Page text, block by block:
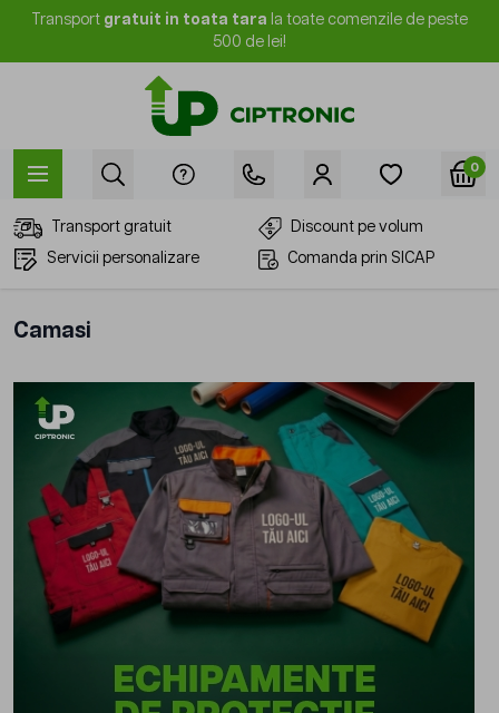
Mergi la Conținut
Transport gratuit in toata tara la toate comenzile de peste
500 de lei!
0
Transport gratuit
Discount pe volum
Servicii personalizare
Comanda prin SICAP
Camasi